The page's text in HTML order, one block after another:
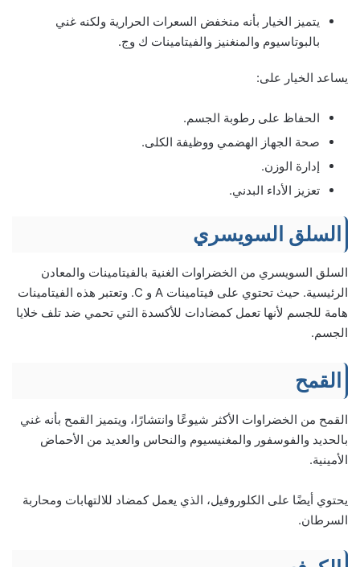
يتميز الخيار بأنه منخفض السعرات الحرارية ولكنه غني
بالبوتاسيوم والمنغنيز والفيتامينات ك وج.
يساعد الخيار على:
الحفاظ على رطوبة الجسم.
صحة الجهاز الهضمي ووظيفة الكلى.
إدارة الوزن.
تعزيز الأداء البدني.
السلق السويسري
السلق السويسري من الخضراوات الغنية بالفيتامينات والمعادن
الرئيسية. حيث تحتوي على فيتامينات A و C. وتعتبر هذه الفيتامينات
هامة للجسم لأنها تعمل كمضادات للأكسدة التي تحمي ضد تلف خلايا
الجسم.
القمح
القمح من الخضراوات الأكثر شيوعًا وانتشارًا، ويتميز القمح بأنه غني
بالحديد والفوسفور والمغنيسيوم والنحاس والعديد من الأحماض
الأمينية.
يحتوي أيضًا على الكلوروفيل، الذي يعمل كمضاد للالتهابات ومحاربة
السرطان.